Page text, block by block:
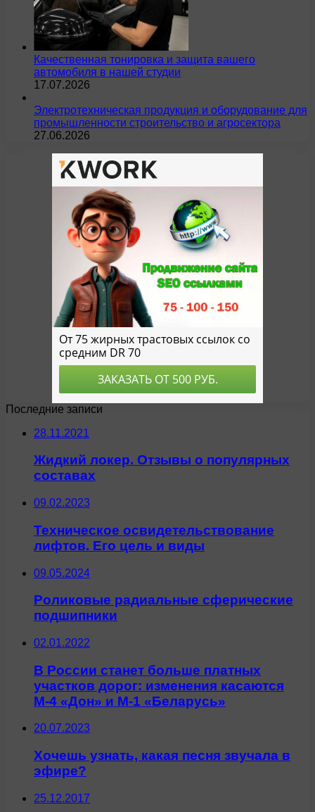
Качественная тонировка и защита вашего
автомобиля в нашей студии
17.07.2026
Электротехническая продукция и оборудование для
промышленности строительство и агросектора
27.06.2026
Последние записи
28.11.2021
Жидкий локер. Отзывы о популярных
составах
09.02.2023
Техническое освидетельствование
лифтов. Его цель и виды
09.05.2024
Роликовые радиальные сферические
подшипники
02.01.2022
В России станет больше платных
участков дорог: изменения касаются
М-4 «Дон» и М-1 «Беларусь»
20.07.2023
Хочешь узнать, какая песня звучала в
эфире?
25.12.2017